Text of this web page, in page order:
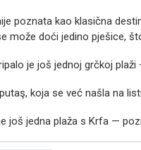
poznata kao klasična
može doći jedino pješice,
je još jednoj grčkoj plaži
koja se već našla na
još jedna plaža s Krfa —